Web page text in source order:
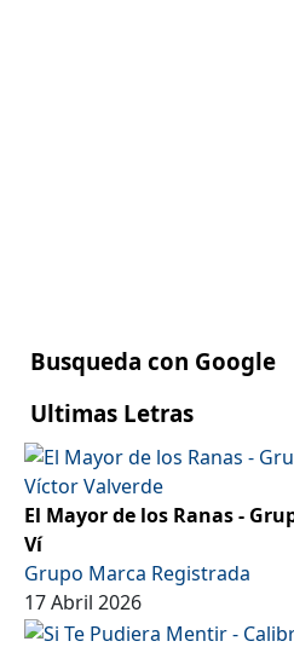
Busqueda con Google
Ultimas Letras
El Mayor de los Ranas -
Ví
Grupo Marca Registrada
17 Abril 2026